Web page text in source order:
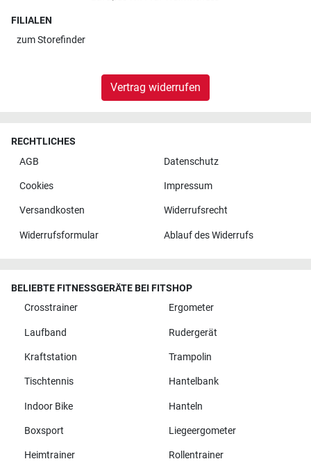
FILIALEN
zumStorefinder
Vertrag widerrufen
RECHTLICHES
AGB
Datenschutz
Cookies Impressum
Versandkosten Widerrufsrecht
Widerrufsformular Ablauf des Widerrufs
BELIEBTE FITNESSGERÄTE BEI FITSHOP
Crosstrainer
Ergometer
Laufband Rudergerät
Kraftstation Trampolin
Tischtennis Hantelbank
Indoor Bike Hanteln
Boxsport Liegeergometer
Heimtrainer Rollentrainer